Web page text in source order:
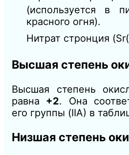
(используется в
красного огня).
Нитрат стронция
Высшая степень
Высшая степень
равна +2. Она
его группы (IIА) в
Низшая степень